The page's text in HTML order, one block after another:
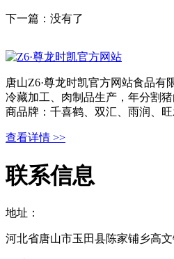
下一篇：没有了
唐山Z6·尊龙时凯官方网站食品有
冷藏加工、肉制品生产，年分割
商品牌：千喜鹤、双汇、雨润、
查看详情 >>
联系信息
地址：
河北省唐山市玉田县陈家铺乡高